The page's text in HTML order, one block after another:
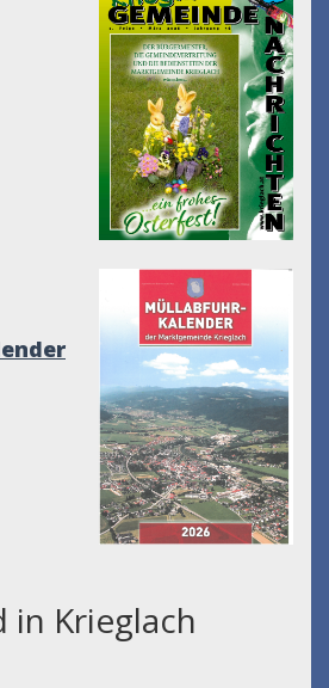
in Krieglach